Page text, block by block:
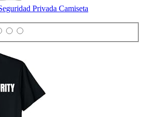
Privada Camiseta